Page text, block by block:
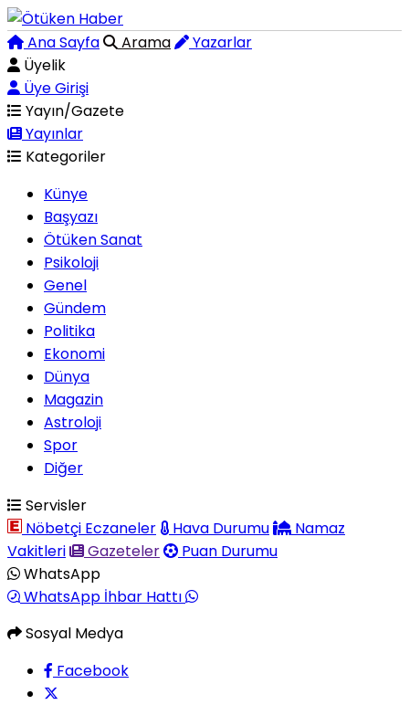
Ana Sayfa Arama
Yazarlar
Üyelik
Üye Girişi
Yayın/Gazete
Yayınlar
Kategoriler
Künye
Başyazı
Ötüken Sanat
Psikoloji
Genel
Gündem
Politika
Ekonomi
Dünya
Magazin
Astroloji
Spor
Diğer
Servisler
Nöbetçi Eczaneler
Hava Durumu
Namaz
Vakitleri
Gazeteler
Puan Durumu
WhatsApp
WhatsApp İhbar Hattı
Sosyal Medya
Facebook